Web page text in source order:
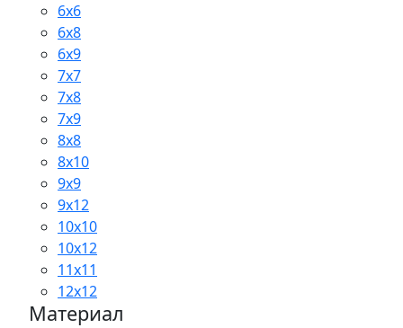
6x6
6x8
6x9
7x7
7x8
7x9
8x8
8x10
9x9
9x12
10x10
10x12
11x11
12x12
Материал